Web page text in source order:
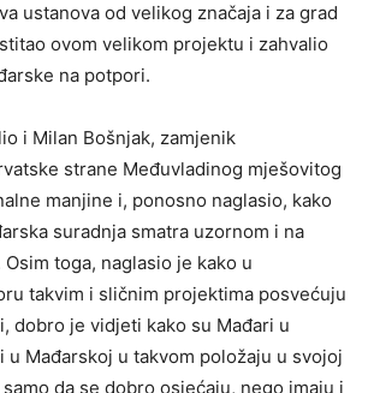
ustanova od velikog značaja i za grad
ovom velikom projektu i zahvalio
na potpori.
i Milan Bošnjak, zamjenik
strane Međuvladinog mješovitog
manjine i, ponosno naglasio, kako
suradnja smatra uzornom i na
toga, naglasio je kako u
takvim i sličnim projektima posvećuju
dobro je vidjeti kako su Mađari u
u Mađarskoj u takvom položaju u svojoj
da se dobro osjećaju, nego imaju i